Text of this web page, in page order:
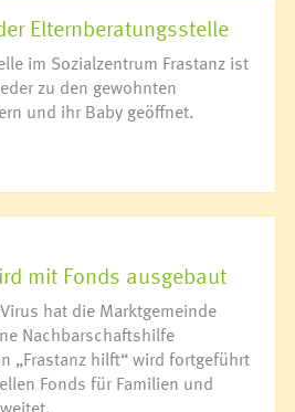
Elternberatungsstelle
im Sozialzentrum Frastanz ist
zu den gewohnten
und ihr Baby geöffnet.
mit Fonds ausgebaut
hat die Marktgemeinde
Nachbarschaftshilfe
„Frastanz hilft“ wird fortgeführt
Fonds für Familien und